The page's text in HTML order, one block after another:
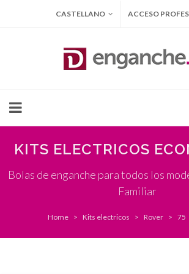
CASTELLANO ACCESO
KITS ELECTRICOS
Bolas de enganche para todos los
Familiar
Home Kits electricos Rover 75